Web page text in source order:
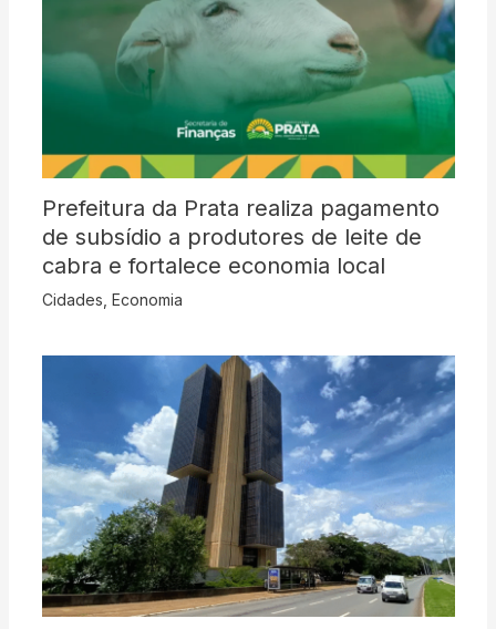
Prefeitura da Prata realiza pagamento
de subsídio a produtores de leite de
cabra e fortalece economia local
Cidades, Economia